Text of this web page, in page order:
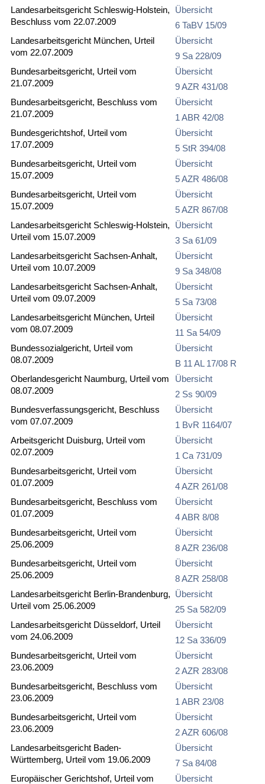
Landesarbeitsgericht Schleswig-Holstein,
Beschluss vom 22.07.2009
Übersicht
6 TaBV 15/09
Landesarbeitsgericht München, Urteil
vom 22.07.2009
Übersicht
9 Sa 228/09
Bundesarbeitsgericht, Urteil vom
21.07.2009
Übersicht
9 AZR 431/08
Bundesarbeitsgericht, Beschluss vom
21.07.2009
Übersicht
1 ABR 42/08
Bundesgerichtshof, Urteil vom
17.07.2009
Übersicht
5 StR 394/08
Bundesarbeitsgericht, Urteil vom
15.07.2009
Übersicht
5 AZR 486/08
Bundesarbeitsgericht, Urteil vom
15.07.2009
Übersicht
5 AZR 867/08
Landesarbeitsgericht Schleswig-Holstein,
Urteil vom 15.07.2009
Übersicht
3 Sa 61/09
Landesarbeitsgericht Sachsen-Anhalt,
Urteil vom 10.07.2009
Übersicht
9 Sa 348/08
Landesarbeitsgericht Sachsen-Anhalt,
Urteil vom 09.07.2009
Übersicht
5 Sa 73/08
Landesarbeitsgericht München, Urteil
vom 08.07.2009
Übersicht
11 Sa 54/09
Bundessozialgericht, Urteil vom
08.07.2009
Übersicht
B 11 AL 17/08 R
Oberlandesgericht Naumburg, Urteil vom
08.07.2009
Übersicht
2 Ss 90/09
Bundesverfassungsgericht, Beschluss
vom 07.07.2009
Übersicht
1 BvR 1164/07
Arbeitsgericht Duisburg, Urteil vom
02.07.2009
Übersicht
1 Ca 731/09
Bundesarbeitsgericht, Urteil vom
01.07.2009
Übersicht
4 AZR 261/08
Bundesarbeitsgericht, Beschluss vom
01.07.2009
Übersicht
4 ABR 8/08
Bundesarbeitsgericht, Urteil vom
25.06.2009
Übersicht
8 AZR 236/08
Bundesarbeitsgericht, Urteil vom
25.06.2009
Übersicht
8 AZR 258/08
Landesarbeitsgericht Berlin-Brandenburg,
Urteil vom 25.06.2009
Übersicht
25 Sa 582/09
Landesarbeitsgericht Düsseldorf, Urteil
vom 24.06.2009
Übersicht
12 Sa 336/09
Bundesarbeitsgericht, Urteil vom
23.06.2009
Übersicht
2 AZR 283/08
Bundesarbeitsgericht, Beschluss vom
23.06.2009
Übersicht
1 ABR 23/08
Bundesarbeitsgericht, Urteil vom
23.06.2009
Übersicht
2 AZR 606/08
Landesarbeitsgericht Baden-
Württemberg, Urteil vom 19.06.2009
Übersicht
7 Sa 84/08
Europäischer Gerichtshof, Urteil vom
Übersicht